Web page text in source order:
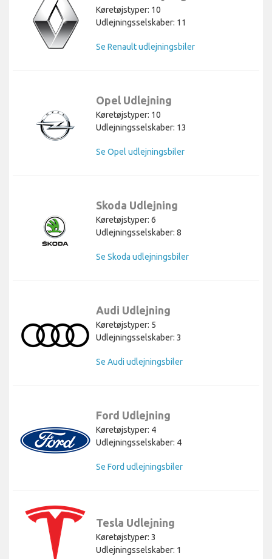
Køretøjstyper: 10
Udlejningsselskaber: 11
Se Renault udlejningsbiler
Opel Udlejning
Køretøjstyper: 10
Udlejningsselskaber: 13
Se Opel udlejningsbiler
Skoda Udlejning
Køretøjstyper: 6
Udlejningsselskaber: 8
Se Skoda udlejningsbiler
Audi Udlejning
Køretøjstyper: 5
Udlejningsselskaber: 3
Se Audi udlejningsbiler
Ford Udlejning
Køretøjstyper: 4
Udlejningsselskaber: 4
Se Ford udlejningsbiler
Tesla Udlejning
Køretøjstyper: 3
Udlejningsselskaber: 1